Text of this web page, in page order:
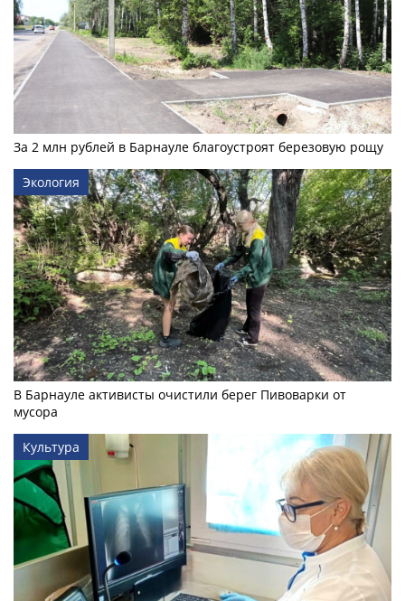
За 2 млн рублей в Барнауле благоустроят березовую рощу
Экология
В Барнауле активисты очистили берег Пивоварки от
мусора
Культура